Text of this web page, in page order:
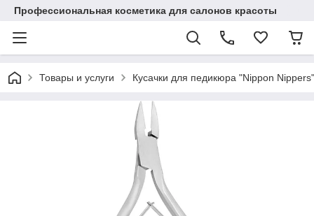
Профессиональная косметика для салонов красоты
Товары и услуги Кусачки для педикюра "Nippon